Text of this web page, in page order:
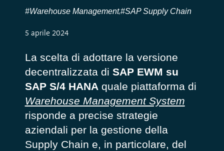
#Warehouse Management,#SAP Supply Chain
5 aprile 2024
La scelta di adottare la versione
decentralizzata di SAP EWM su
SAP S/4 HANA quale piattaforma di
Warehouse Management System
risponde a precise strategie
aziendali per la gestione della
Supply Chain e, in particolare, del